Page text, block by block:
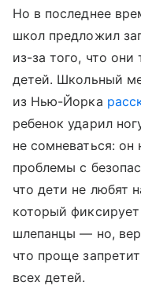
Но в последнее
школ предложил
из-за того, что
детей. Школьный
из Нью-Йорка
ребенок ударил
не сомневаться:
проблемы с
что дети не любят
который
шлепанцы — но,
что проще
всех детей.